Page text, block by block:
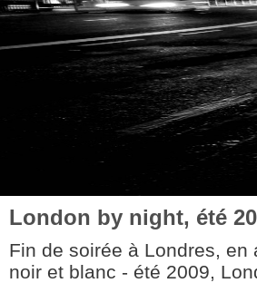
London by night, été
Fin de soirée à Londres,
noir et blanc - été 2009,